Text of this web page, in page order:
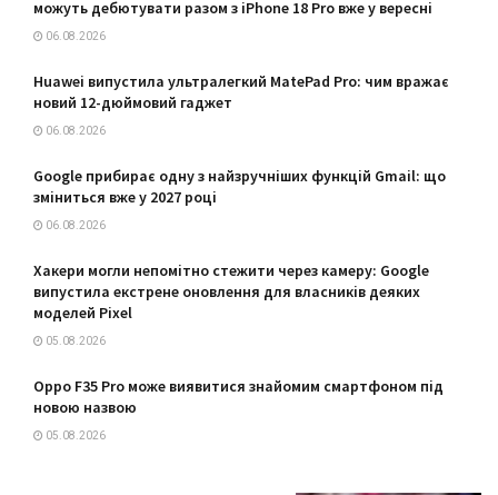
можуть дебютувати разом з iPhone 18 Pro вже у вересні
06.08.2026
Huawei випустила ультралегкий MatePad Pro: чим вражає
новий 12-дюймовий гаджет
06.08.2026
Google прибирає одну з найзручніших функцій Gmail: що
зміниться вже у 2027 році
06.08.2026
Хакери могли непомітно стежити через камеру: Google
випустила екстрене оновлення для власників деяких
моделей Pixel
05.08.2026
Oppo F35 Pro може виявитися знайомим смартфоном під
новою назвою
05.08.2026